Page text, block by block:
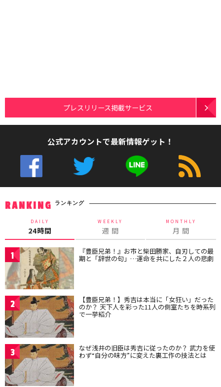
プレスリリース掲載サービス
公式アカウントで最新情報ゲット！
RANKING ランキング
DAILY
24時間
WEEKLY
週 間
MONTHLY
月 間
1 『豊臣兄弟！』お市と柴田勝家、自刃しての最
期と「辞世の句」…運命を共にした２人の悲劇
2 【豊臣兄弟！】秀吉は本当に「女狂い」だった
のか？ 天下人を彩った11人の側室たちを時系列
で一挙紹介
3 なぜ浅井の旧臣は秀吉に従ったのか？ 武力を使
わず“自分の味方”に変えた裏工作の技法とは